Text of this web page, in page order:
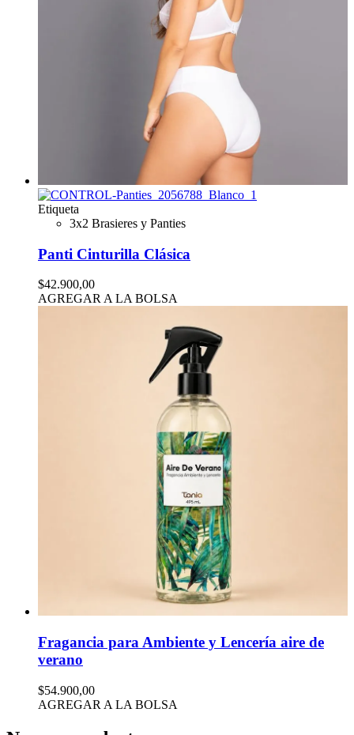
Etiqueta
3x2 Brasieres y Panties
Panti Cinturilla Clásica
$42.900,00
AGREGAR A LA BOLSA
Fragancia para Ambiente y Lencería aire de
verano
$54.900,00
AGREGAR A LA BOLSA